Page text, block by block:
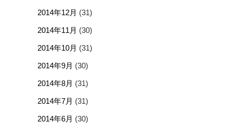
2014年12月 (31)
2014年11月 (30)
2014年10月 (31)
2014年9月 (30)
2014年8月 (31)
2014年7月 (31)
2014年6月 (30)